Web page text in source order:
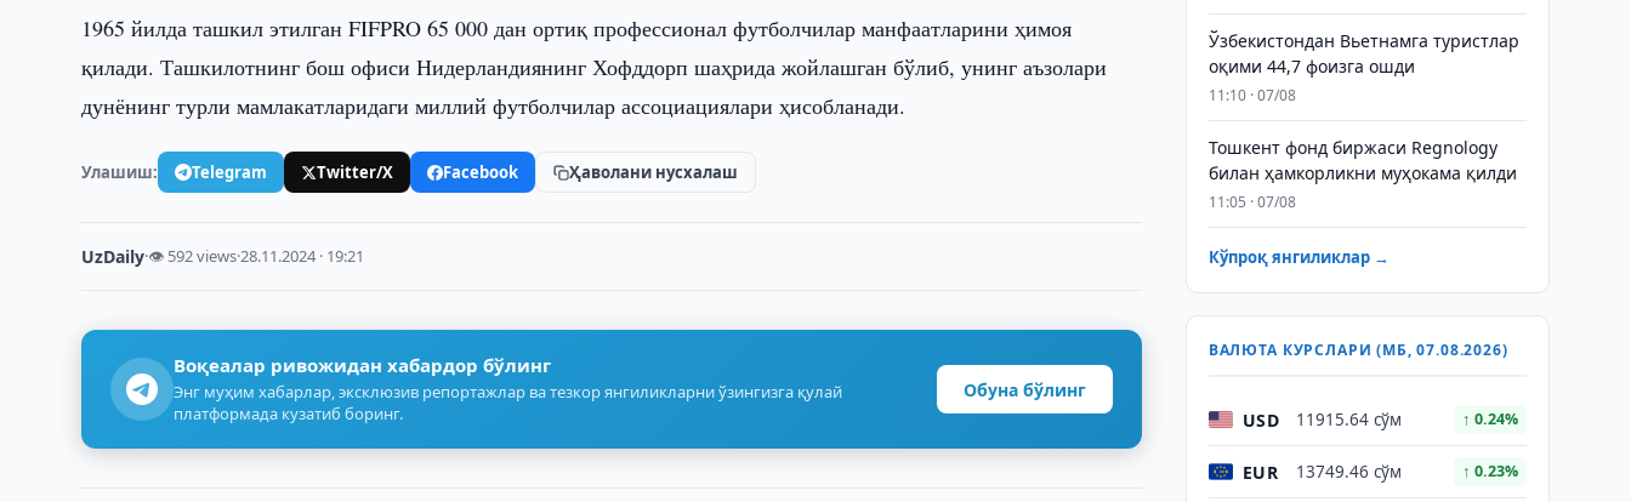
1965 йилда ташкил этилган FIFPRO 65 000 дан ортиқ профессионал футболчилар манфаатларини ҳимоя
қилади. Ташкилотнинг бош офиси Нидерландиянинг Хофддорп шаҳрида жойлашган бўлиб, унинг аъзолари
дунёнинг турли мамлакатларидаги миллий футболчилар ассоциациялари ҳисобланади.
Улашиш: Telegram Twitter/X Facebook Ҳаволани нусхалаш
UzDaily·👁 592 views·28.11.2024 · 19:21
Воқеалар ривожидан хабардор бўлинг
Энг муҳим хабарлар, эксклюзив репортажлар ва тезкор янгиликларни ўзингизга қулай
платформада кузатиб боринг.
Обуна бўлинг
Ўзбекистондан Вьетнамга туристлар
оқими 44,7 фоизга ошди
11:10 · 07/08
Тошкент фонд биржаси Regnology
билан ҳамкорликни муҳокама қилди
11:05 · 07/08
Кўпроқ янгиликлар →
ВАЛЮТА КУРСЛАРИ (МБ, 07.08.2026)
USD 11915.64 сўм ↑ 0.24%
EUR 13749.46 сўм ↑ 0.23%